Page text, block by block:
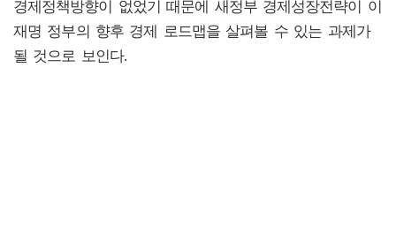
경제정책방향이 없었기 때문에 새정부 경제성장전략이 이
재명 정부의 향후 경제 로드맵을 살펴볼 수 있는 과제가
될 것으로 보인다.